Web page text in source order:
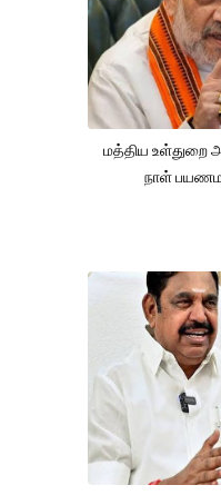
மத்திய உள்துறை
நாள்